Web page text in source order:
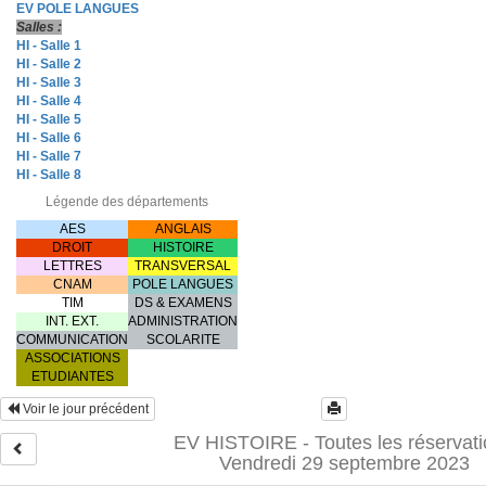
EV POLE LANGUES
Salles :
HI - Salle 1
HI - Salle 2
HI - Salle 3
HI - Salle 4
HI - Salle 5
HI - Salle 6
HI - Salle 7
HI - Salle 8
Légende des départements
AES
ANGLAIS
DROIT
HISTOIRE
LETTRES
TRANSVERSAL
CNAM
POLE LANGUES
TIM
DS & EXAMENS
INT. EXT.
ADMINISTRATION
COMMUNICATION
SCOLARITE
ASSOCIATIONS
ETUDIANTES
Voir le jour précédent
EV HISTOIRE - Toutes les
Vendredi 29 septembre 2023